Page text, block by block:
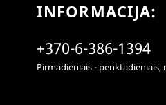
INFORMACIJA:
+370-6-386-1394
Pirmadieniais - penktadieniais,